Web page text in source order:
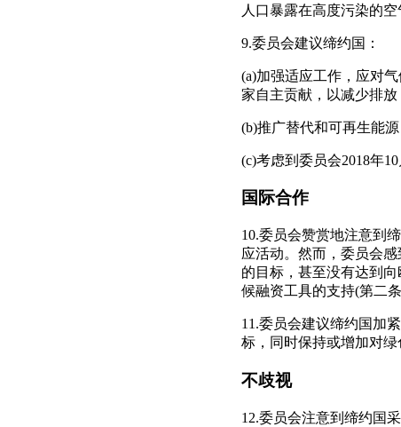
人口暴露在高度污染的空
9.委员会建议缔约国：
(a)加强适应工作，应对
家自主贡献，以减少排放
(b)推广替代和可再生能
(c)考虑到委员会2018年
国际合作
10.委员会赞赏地注意到
应活动。然而，委员会
的目标，甚至没有达到
候融资工具的支持(第二条
11.委员会建议缔约国加
标，同时保持或增加对
不歧视
12.委员会注意到缔约国